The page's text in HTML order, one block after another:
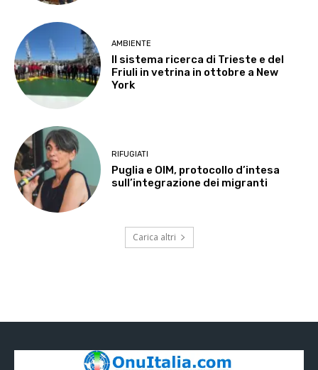
AMBIENTE
Il sistema ricerca di Trieste e del
Friuli in vetrina in ottobre a New
York
RIFUGIATI
Puglia e OIM, protocollo d’intesa
sull’integrazione dei migranti
Carica altri